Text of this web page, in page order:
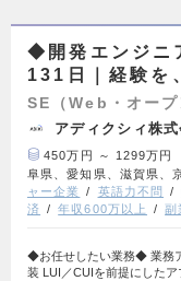
◆開発エンジニ
131日｜経験を
SE（Web・オープ
アディクシィ株
450万円 ～ 1299万円
阜県、愛知県、滋賀県、
ャー企業
英語力不問
済
年収600万以上 副
◆お任せしたい業務◆ 業務
装 LUI／CUIを前提にした